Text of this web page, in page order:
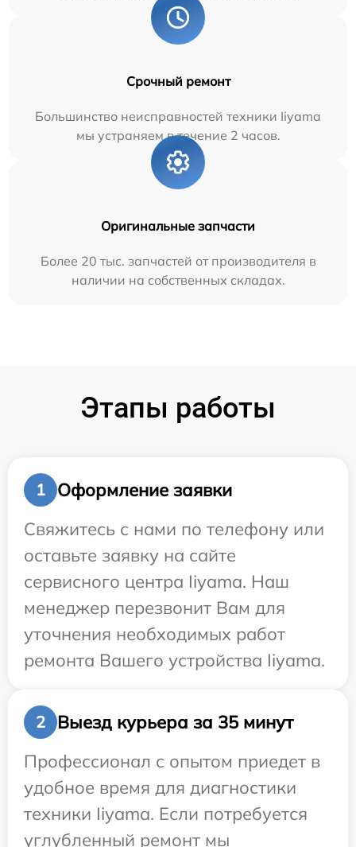
Срочный ремонт
Большинство неисправностей техники Iiyama
мы устраняем в течение 2 часов.
Оригинальные запчасти
Более 20 тыс. запчастей от производителя в
наличии на собственных складах.
Этапы работы
1
Оформление заявки
Свяжитесь с нами по телефону или
оставьте заявку на сайте
сервисного центра Iiyama. Наш
менеджер перезвонит Вам для
уточнения необходимых работ
ремонта Вашего устройства Iiyama.
2
Выезд курьера за 35 минут
Профессионал с опытом приедет в
удобное время для диагностики
техники Iiyama. Если потребуется
углубленный ремонт мы